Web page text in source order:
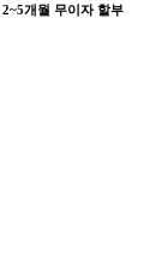
개월 무이자 할부